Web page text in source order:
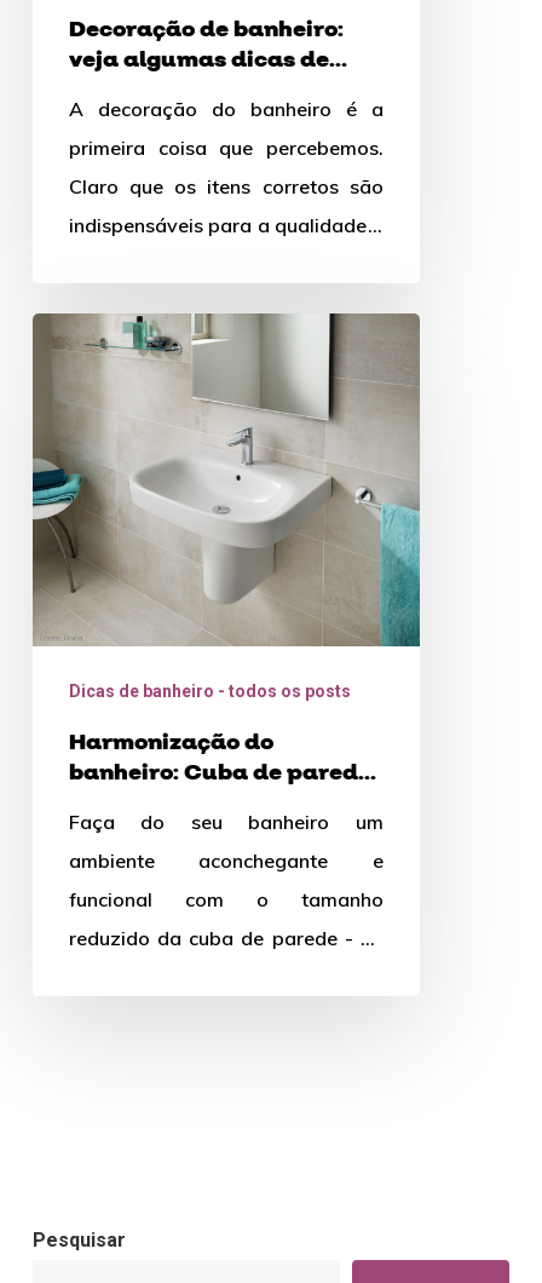
Decoração de banheiro:
veja algumas dicas de
A decoração do banheiro é a
primeira coisa que percebemos.
Claro que os itens corretos são
indispensáveis para a qualidade e
Harmonização
banheiro:
Cuba
de
parede
cuba
suspensa
Dicas de banheiro - todos os posts
Harmonização do
banheiro: Cuba de parede
Faça do seu banheiro um
ambiente aconchegante e
funcional com o tamanho
reduzido da cuba de parede - ou
Pesquisar